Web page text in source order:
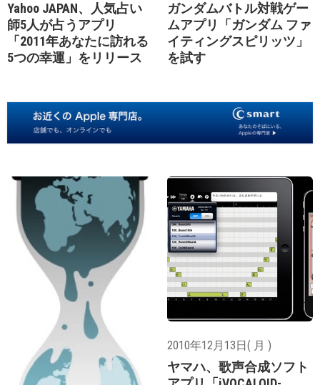
Yahoo JAPAN、人気占い
師5人が占うアプリ
「2011年あなたに訪れる
5つの幸運」をリリース
ガンダムバトル対戦ゲー
ムアプリ「ガンダム ファ
イティングスピリッツ」
を試す
2010年12月13日( 月 )
ヤマハ、歌声合成ソフト